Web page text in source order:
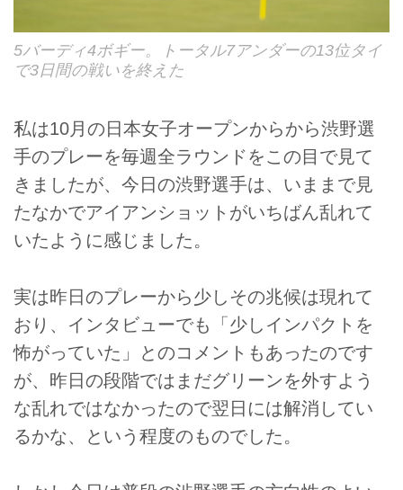
5バーディ4ボギー。トータル7アンダーの13位タイ
で3日間の戦いを終えた
私は10月の日本女子オープンからから渋野選
手のプレーを毎週全ラウンドをこの目で見て
きましたが、今日の渋野選手は、いままで見
たなかでアイアンショットがいちばん乱れて
いたように感じました。
実は昨日のプレーから少しその兆候は現れて
おり、インタビューでも「少しインパクトを
怖がっていた」とのコメントもあったのです
が、昨日の段階ではまだグリーンを外すよう
な乱れではなかったので翌日には解消してい
るかな、という程度のものでした。